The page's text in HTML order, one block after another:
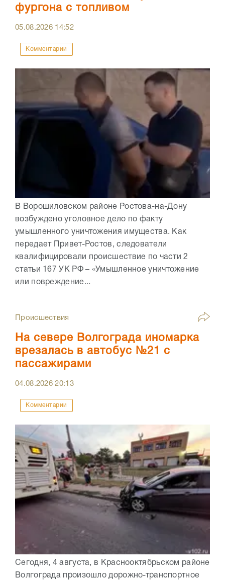
фургона с топливом
05.08.2026 14:52
Комментарии
В Ворошиловском районе Ростова-на-Дону
возбуждено уголовное дело по факту
умышленного уничтожения имущества. Как
передает Привет-Ростов, следователи
квалифицировали происшествие по части 2
статьи 167 УК РФ – «Умышленное уничтожение
или повреждение...
Происшествия
На севере Волгограда иномарка
врезалась в автобус №21 с
пассажирами
04.08.202620:13
Комментарии
Сегодня, 4 августа, в Краснооктябрьском районе
Волгограда произошло дорожно-транспортное